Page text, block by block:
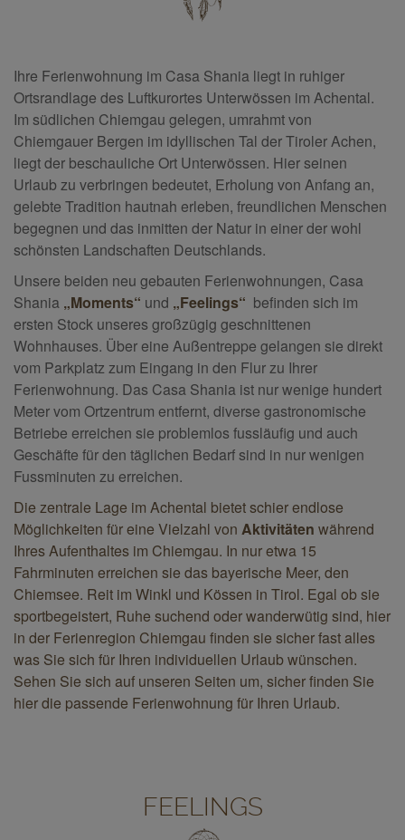
Ihre Ferienwohnung im Casa Shania liegt in ruhiger
Ortsrandlage des Luftkurortes Unterwössen im Achental.
Im südlichen Chiemgau gelegen, umrahmt von
Chiemgauer Bergen im idyllischen Tal der Tiroler Achen,
liegt der beschauliche Ort Unterwössen. Hier seinen
Urlaub zu verbringen bedeutet, Erholung von Anfang an,
gelebte Tradition hautnah erleben, freundlichen Menschen
begegnen und das inmitten der Natur in einer der wohl
schönsten Landschaften Deutschlands.
Unsere beiden neu gebauten Ferienwohnungen, Casa
Shania „Moments“ und „Feelings“ befinden sich im
ersten Stock unseres großzügig geschnittenen
Wohnhauses. Über eine Außentreppe gelangen sie direkt
vom Parkplatz zum Eingang in den Flur zu Ihrer
Ferienwohnung. Das Casa Shania ist nur wenige hundert
Meter vom Ortzentrum entfernt, diverse gastronomische
Betriebe erreichen sie problemlos fussläufig und auch
Geschäfte für den täglichen Bedarf sind in nur wenigen
Fussminuten zu erreichen.
Die zentrale Lage im Achental bietet schier endlose
Möglichkeiten für eine Vielzahl von Aktivitäten während
Ihres Aufenthaltes im Chiemgau. In nur etwa 15
Fahrminuten erreichen sie das bayerische Meer, den
Chiemsee. Reit im Winkl und Kössen in Tirol. Egal ob sie
sportbegeistert, Ruhe suchend oder wanderwütig sind, hier
in der Ferienregion Chiemgau finden sie sicher fast alles
was Sie sich für Ihren individuellen Urlaub wünschen.
Sehen Sie sich auf unseren Seiten um, sicher finden Sie
hier die passende Ferienwohnung für Ihren Urlaub.
FEELINGS